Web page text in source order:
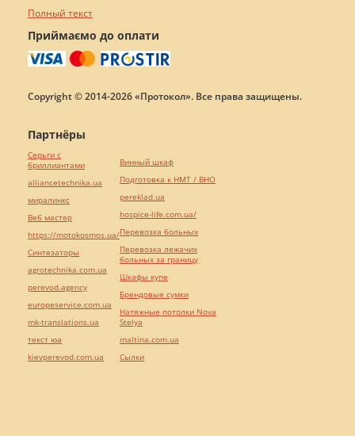
Полный текст
Приймаємо до оплати
Copyright © 2014-2026 «Протокол». Все права защищены.
Партнёры
Серьги с
бриллиантами
alliancetechnika.ua
миралинкс
Веб мастер
https://motokosmos.ua/
Синтезаторы
agrotechnika.com.ua
perevod.agency
europeservice.com.ua
mk-translations.ua
текст юа
kievperevod.com.ua
Винный шкаф
Подготовка к НМТ / ВНО
pereklad.ua
hospice-life.com.ua/
Перевозка больных
Перевозка лежачих
больных за границу
Шкафы купе
Брендовые сумки
Натяжные потолки Nova
Stelya
maltina.com.ua
Cылки